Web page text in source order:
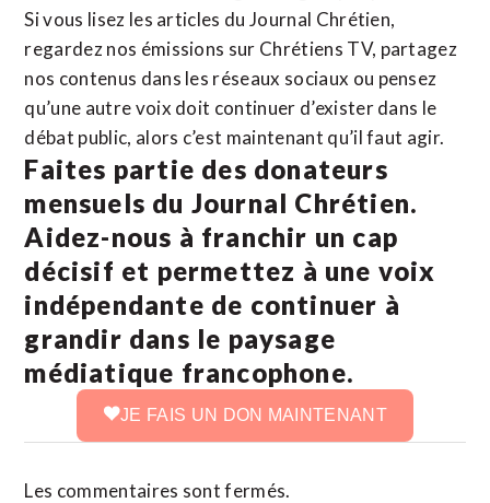
Si vous lisez les articles du Journal Chrétien,
regardez nos émissions sur Chrétiens TV, partagez
nos contenus dans les réseaux sociaux ou pensez
qu’une autre voix doit continuer d’exister dans le
débat public, alors c’est maintenant qu’il faut agir.
Faites partie des donateurs
mensuels du Journal Chrétien.
Aidez-nous à franchir un cap
décisif et permettez à une voix
indépendante de continuer à
grandir dans le paysage
médiatique francophone.
JE FAIS UN DON MAINTENANT
Les commentaires sont fermés.